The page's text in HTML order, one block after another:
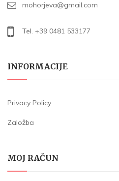
mohorjeva@gmail.com
Tel. +39 0481 533177
INFORMACIJE
Privacy Policy
Založba
MOJ RAČUN